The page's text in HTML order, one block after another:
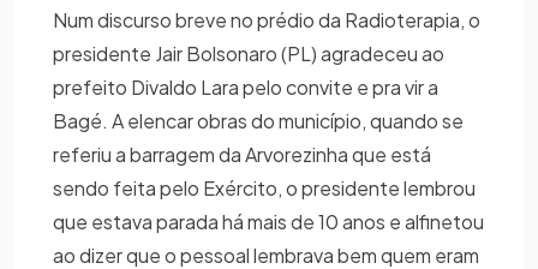
Num discurso breve no prédio da Radioterapia, o
presidente Jair Bolsonaro (PL) agradeceu ao
prefeito Divaldo Lara pelo convite e pra vir a
Bagé. A elencar obras do município, quando se
referiu a barragem da Arvorezinha que está
sendo feita pelo Exército, o presidente lembrou
que estava parada há mais de 10 anos e alfinetou
ao dizer que o pessoal lembrava bem quem eram